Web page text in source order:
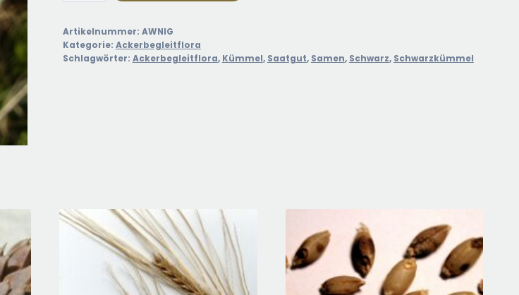
Artikelnummer: AWNIG
Kategorie: Ackerbegleitflora
Schlagwörter: Ackerbegleitflora, Kümmel, Saatgut, Samen, Schwarz, Schwarzkümmel